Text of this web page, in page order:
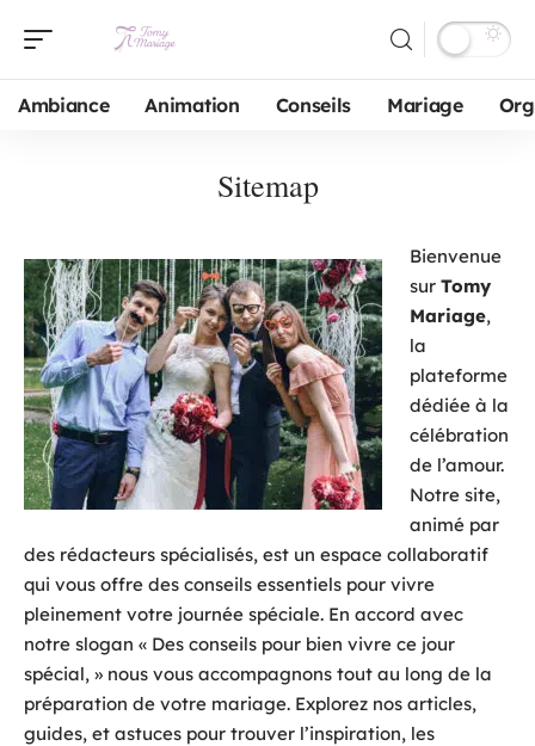
Ambiance Animation Conseils Mariage
Sitemap
Bienvenue
sur Tomy
Mariage,
la
plateforme
dédiée à la
célébration
de l’amour.
Notre site,
animé par
des rédacteurs spécialisés, est un espace collaboratif
qui vous offre des conseils essentiels pour vivre
pleinement votre journée spéciale. En accord avec
notre slogan « Des conseils pour bien vivre ce jour
spécial, » nous vous accompagnons tout au long de la
préparation de votre mariage. Explorez nos articles,
guides, et astuces pour trouver l’inspiration, les